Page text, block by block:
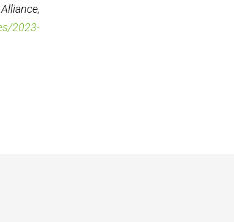
2023-